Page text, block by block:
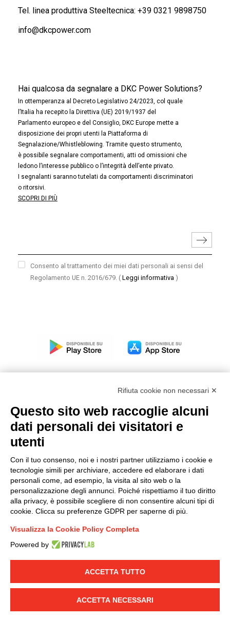
Tel. linea produttiva Steeltecnica: +39 0321 9898750
info@dkcpower.com
Hai qualcosa da segnalare a DKC Power Solutions?
In ottemperanza al Decreto Legislativo 24/2023, col quale
l’Italia ha recepito la Direttiva (UE) 2019/1937 del
Parlamento europeo e del Consiglio, DKC Europe mette a
disposizione dei propri utenti la Piattaforma di
Segnalazione/Whistleblowing. Tramite questo strumento,
è possibile segnalare comportamenti, atti od omissioni che
ledono l’interesse pubblico o l’integrità dell’ente privato.
I segnalanti saranno tutelati da comportamenti discriminatori
o ritorsivi.
SCOPRI DI PIÙ
Consento al trattamento dei miei dati personali ai sensi del
Regolamento UE n. 2016/679. ( Leggi informativa )
LINKEDIN YOUTUBE
© 2019 - DKC Europe - -
Cookie-Yourbiz
Modello organizzativo, gestione e controllo – D. lgs.
231/2001
Condizioni generali di vendita DKC Power Solutions
Condizioni generali di acquisto
Codice etico
Rifiuta cookie non necessari ✕
Questo sito web raccoglie alcuni
dati personali dei visitatori e
utenti
Con il tuo consenso, noi e i nostri partner utilizziamo i cookie e
tecnologie simili per archiviare, accedere ed elaborare i dati
personali come, ad esempio, la visita al sito web o la
personalizzazione degli annunci. Poiché rispettiamo il tuo diritto
alla privacy, è possibile scegliere di non consentire alcuni tipi di
cookie. Clicca su preferenze GDPR per saperne di più.
Visualizza la Cookie Policy Completa
Powered by
ACCETTA TUTTO
ACCETTA NECESSARI